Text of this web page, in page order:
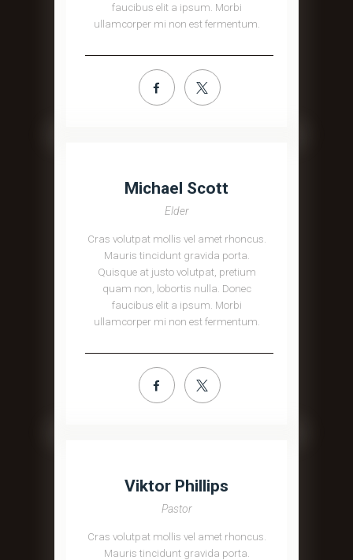
faucibus elit a ipsum. Morbi
ullamcorper mi non est fermentum.
Michael Scott
Elder
Cras volutpat mollis vel amet rhoncus.
Mauris tincidunt gravida porta.
Quisque at justo volutpat, pretium
quam non, lobortis nulla. Donec
faucibus elit a ipsum. Morbi
ullamcorper mi non est fermentum.
Viktor Phillips
Pastor
Cras volutpat mollis vel amet rhoncus.
Mauris tincidunt gravida porta.